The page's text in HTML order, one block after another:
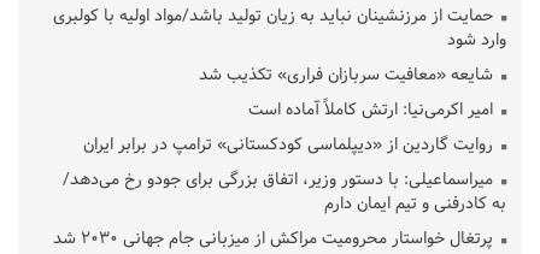
حمایت از مرزنشینان نباید به زیان تولید باشد/مواد اولیه با کولبری
وارد شود
شایعه «معافیت سربازان فراری» تکذیب شد
امیر اکرمی‌نیا: ارتش کاملاً آماده است
روایت گاردین از «دیپلماسی کودکستانی» ترامپ در برابر ایران
میراسماعیلی: با دستور وزیر، اتفاق بزرگی برای جودو رخ می‌دهد/
به کادرفنی و تیم ایمان دارم
پرتغال خواستار محرومیت مراکش از میزبانی جام جهانی ۲۰۳۰ شد